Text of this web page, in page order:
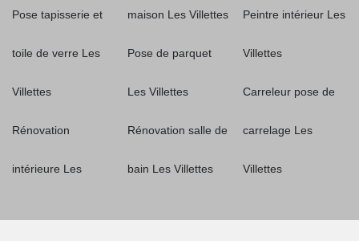
Pose tapisserie et
toile de verre Les
Villettes
Rénovation
intérieure Les
maison Les Villettes
Pose de parquet
Les Villettes
Rénovation salle de
bain Les Villettes
Peintre intérieur Les
Villettes
Carreleur pose de
carrelage Les
Villettes